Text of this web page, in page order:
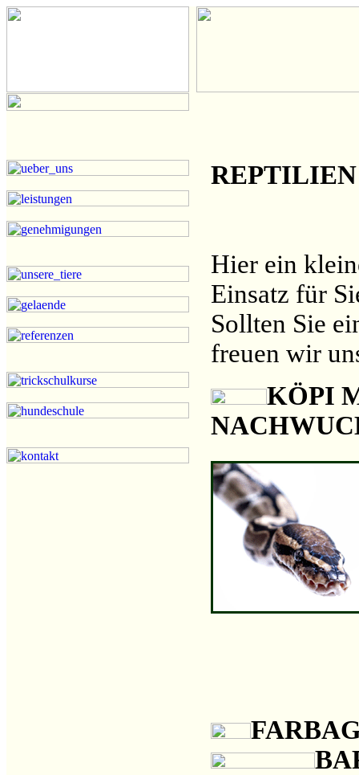
REPTILIEN
Hier ein
Einsatz für
Sollten Sie
freuen wir
KÖPI